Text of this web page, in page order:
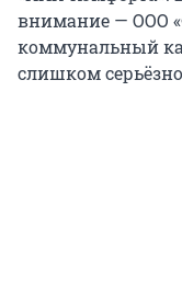
внимание — ООО
коммунальный
слишком